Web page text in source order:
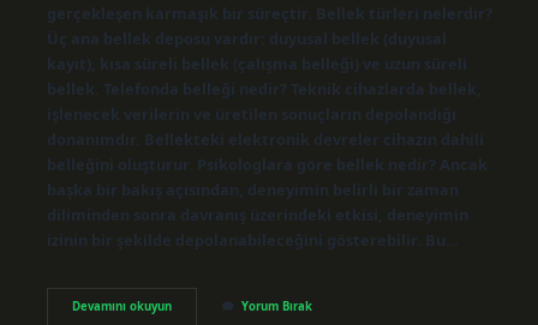
gerçekleşen karmaşık bir süreçtir. Bellek türleri nelerdir?
Üç ana bellek deposu vardır: duyusal bellek (duyusal
kayıt), kısa süreli bellek (çalışma belleği) ve uzun süreli
bellek. Telefonda belleği nedir? Teknik cihazlarda bellek,
işlenecek verilerin ve üretilen sonuçların depolandığı
donanımdır. Bellekteki elektronik devreler cihazın dahili
belleğini oluşturur. Psikologlara göre bellek nedir? Ancak
başka bir bakış açısından, deneyimin belirli bir zaman
diliminden sonra davranış üzerindeki etkisi, deneyimin
izinin bir şekilde depolanabileceğini gösterebilir. Bu…
Devamını okuyunBellek
Özelliği
Yorum Bırak